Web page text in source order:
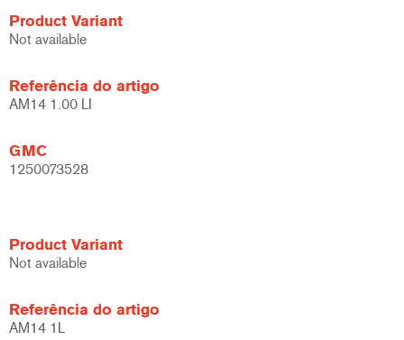
Product Variant
Not available
Referência do artigo
AM14 1.00 LI
GMC
1250073528
Product Variant
Not available
Referência do artigo
AM14 1L